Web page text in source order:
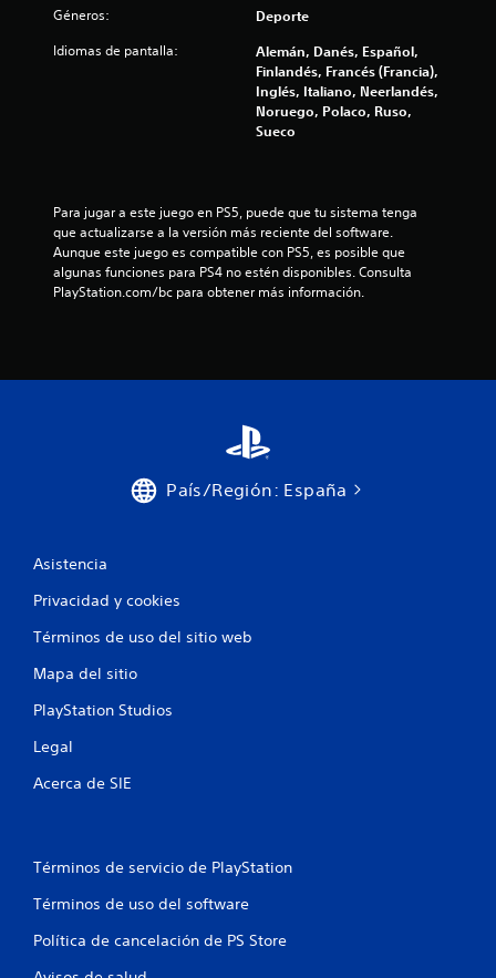
Géneros: Deporte
Idiomas de pantalla:
Alemán, Danés, Español,
Finlandés, Francés (Francia),
Inglés, Italiano, Neerlandés,
Noruego, Polaco, Ruso,
Sueco
Para jugar a este juego en PS5, puede que tu sistema tenga
que actualizarse a la versión más reciente del software.
Aunque este juego es compatible con PS5, es posible que
algunas funciones para PS4 no estén disponibles. Consulta
PlayStation.com/bc para obtener más información.
País/Región: España
Asistencia
Privacidad y cookies
Términos de uso del sitio web
Mapa del sitio
PlayStation Studios
Legal
Acerca de SIE
Términos de servicio de PlayStation
Términos de uso del software
Política de cancelación de PS Store